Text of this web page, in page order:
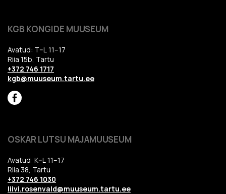
KGB KONGIDE MUUSEUM
Avatud: T–L 11–17
Riia 15b, Tartu
+372 746 1717
kgb@muuseum.tartu.ee
OSKAR LUTSU MAJAMUUSEUM
Avatud: K–L 11–17
Riia 38, Tartu
+372 746 1030
liivi.rosenvald@muuseum.tartu.ee